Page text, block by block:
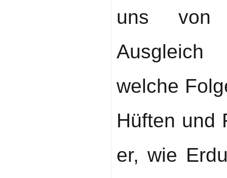
uns von
welche
Hüften und
er, wie